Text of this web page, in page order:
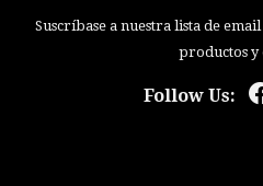
Suscríbase a nuestra lista de
productos y
Follow Us: